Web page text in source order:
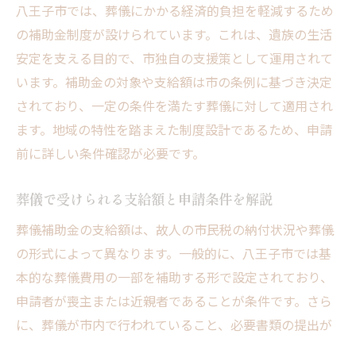
八王子市では、葬儀にかかる経済的負担を軽減するため
の補助金制度が設けられています。これは、遺族の生活
安定を支える目的で、市独自の支援策として運用されて
います。補助金の対象や支給額は市の条例に基づき決定
されており、一定の条件を満たす葬儀に対して適用され
ます。地域の特性を踏まえた制度設計であるため、申請
前に詳しい条件確認が必要です。
葬儀で受けられる支給額と申請条件を解説
葬儀補助金の支給額は、故人の市民税の納付状況や葬儀
の形式によって異なります。一般的に、八王子市では基
本的な葬儀費用の一部を補助する形で設定されており、
申請者が喪主または近親者であることが条件です。さら
に、葬儀が市内で行われていること、必要書類の提出が